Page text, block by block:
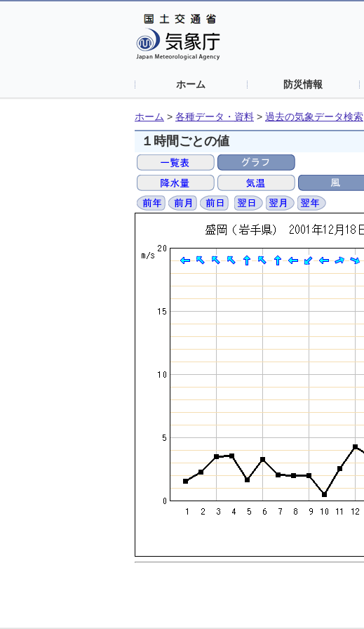
ホーム 防災情報
ホーム > 各種データ・資料 > 過去の気象データ検索
１時間ごとの値